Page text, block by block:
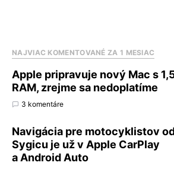
NAJVIAC KOMENTOVANÉ ZA 1 MESIAC
Apple pripravuje nový Mac s
RAM, zrejme sa nedoplatíme
3 komentáre
Navigácia pre motocyklistov
Sygicu je už v Apple CarPlay
a Android Auto